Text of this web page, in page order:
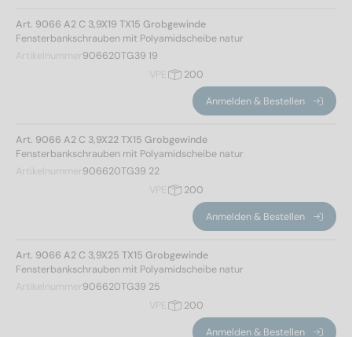
Blechgewinde (65)
Kopfform
Antrieb
PZ2
(20)
Art. 9066 A2 C 3,9X19 TX15 Grobgewinde
Fensterbankschrauben mit Polyamidscheibe natur
Artikelnummer 906620TG39 19
VPE
200
Anmelden & Bestellen
Art. 9066 A2 C 3,9X22 TX15 Grobgewinde
Fensterbankschrauben mit Polyamidscheibe natur
Artikelnummer 906620TG39 22
VPE
200
Anmelden & Bestellen
Art. 9066 A2 C 3,9X25 TX15 Grobgewinde
Fensterbankschrauben mit Polyamidscheibe natur
Artikelnummer 906620TG39 25
VPE
200
Anmelden & Bestellen